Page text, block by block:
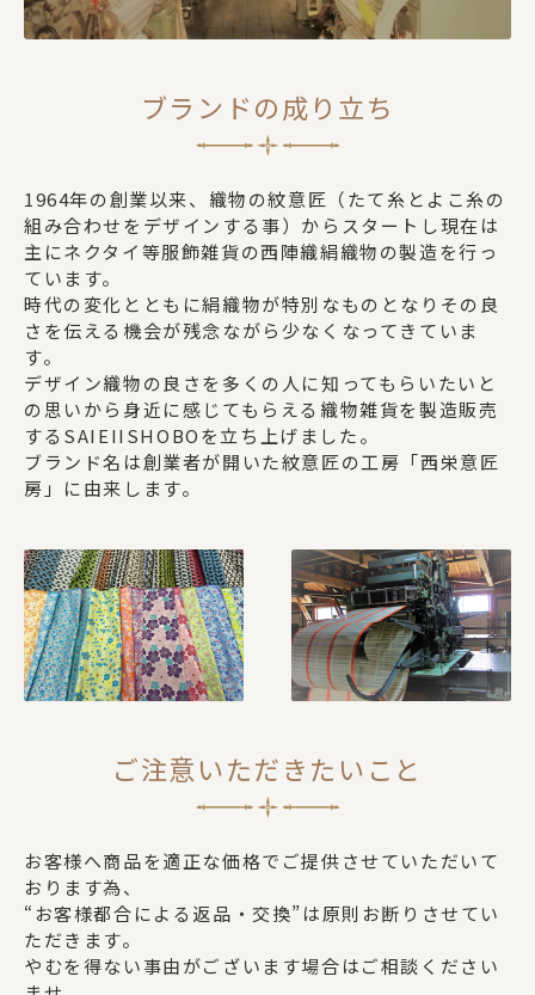
ブランドの成り立ち
1964年の創業以来、織物の紋意匠（たて糸とよこ糸の
組み合わせをデザインする事）からスタートし現在は
主にネクタイ等服飾雑貨の西陣織絹織物の製造を行っ
ています。
時代の変化とともに絹織物が特別なものとなりその良
さを伝える機会が残念ながら少なくなってきていま
す。
デザイン織物の良さを多くの人に知ってもらいたいと
の思いから身近に感じてもらえる織物雑貨を製造販売
するSAIEIISHOBOを立ち上げました。
ブランド名は創業者が開いた紋意匠の工房「西栄意匠
房」に由来します。
ご注意いただきたいこと
お客様へ商品を適正な価格でご提供させていただいて
おります為、
“お客様都合による返品・交換”は原則お断りさせてい
ただきます。
やむを得ない事由がございます場合はご相談ください